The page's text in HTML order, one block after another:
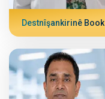
Destnîşankirinê Book